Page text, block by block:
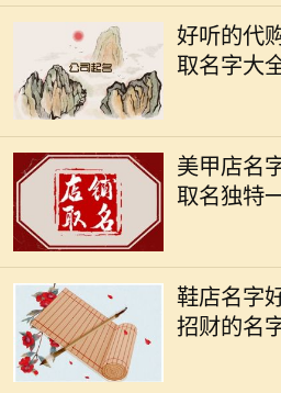
好听的代
取名字大
美甲店名
取名独特
鞋店名字
招财的名